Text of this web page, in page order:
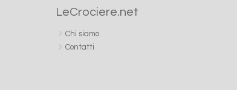
LeCrociere.net
Chi siamo
Contatti